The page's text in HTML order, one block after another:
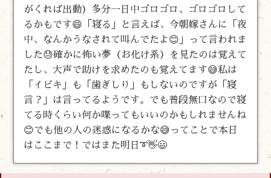
がくれば出動）多分一日中ゴロゴロ、ゴロゴロして
るかもです😄「寝る」と言えば、今朝嫁さんに「夜
中、なんかうなされて叫んでたよ😊」って言われま
した😓確かに怖い夢（お化け系）を見たのは覚えて
たし、大声で助けを求めたのも覚えてます😅私は
「イビキ」も「歯ぎしり」もしないのですが「寝
言？」は言ってるようです。でも普段無口なので寝
てる時くらい何か喋ってもいいのかもしれませんね
😊でも他の人の迷惑になるかな😅ってことで本日
はここまで！ではまた明日➰👋😃